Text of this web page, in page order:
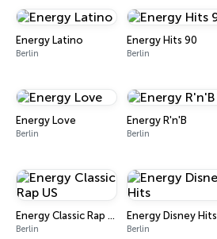
Energy Latino
Berlin
Energy Hits 90
Berlin
Energy Love
Berlin
Energy R'n'B
Berlin
Energy Classic Rap US
Berlin
Energy Disney Hits
Berlin